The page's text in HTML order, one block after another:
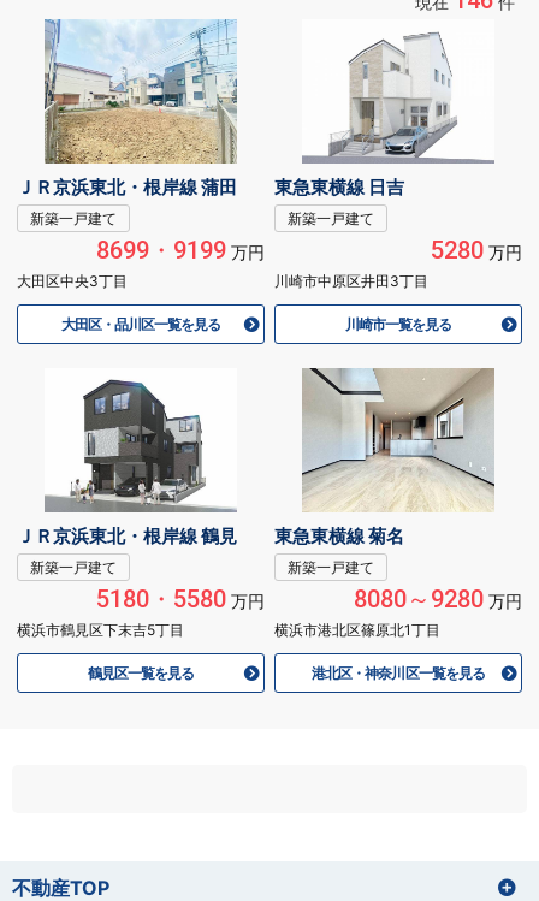
ＪＲ京浜東北・根岸線 蒲田
新築一戸建て
8699・9199万円
大田区中央3丁目
大田区・品川区一覧を見る
東急東横線 日吉
新築一戸建て
5280万円
川崎市中原区井田3丁目
川崎市一覧を見る
ＪＲ京浜東北・根岸線 鶴見
新築一戸建て
5180・5580万円
横浜市鶴見区下末吉5丁目
鶴見区一覧を見る
東急東横線 菊名
新築一戸建て
8080～9280万円
横浜市港北区篠原北1丁目
港北区・神奈川区一覧を見る
不動産TOP